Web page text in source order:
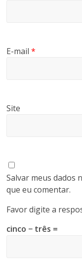
E-mail*
Site
Salvar meus dados
que eu comentar.
Favor digite a
cinco − três =